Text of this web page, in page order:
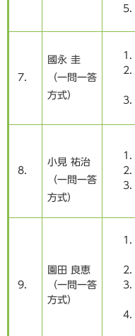
7．
國永 圭
（一問一答
方式）
8．
小見 祐治
（一問一答
方式）
9．
園田 良恵
（一問一答
方式）